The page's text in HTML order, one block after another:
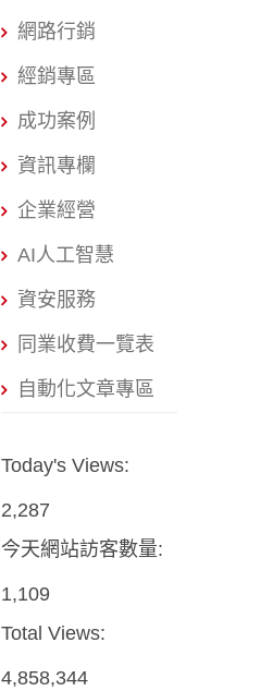
網路行銷
經銷專區
成功案例
資訊專欄
企業經營
AI人工智慧
資安服務
同業收費一覽表
自動化文章專區
Today's Views:
2,287
今天網站訪客數量:
1,109
Total Views:
4,858,344